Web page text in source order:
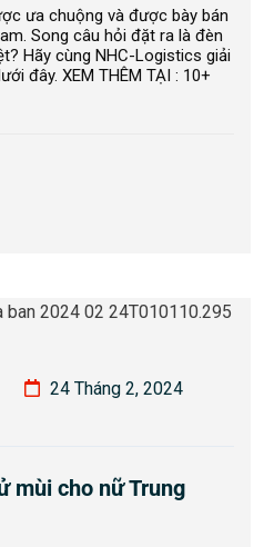
ưa chuộng và được bày bán
Song câu hỏi đặt ra là đèn
Hãy cùng NHC-Logistics giải
đây. XEM THÊM TẠI : 10+
24 Tháng 2, 2024
mùi cho nữ Trung